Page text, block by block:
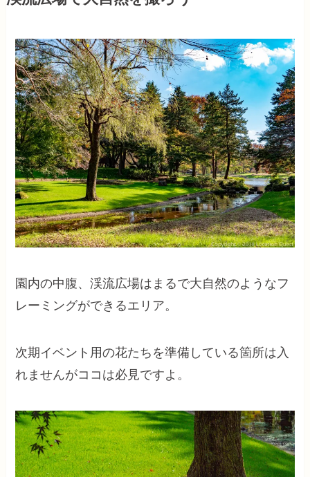
園内の中腹、渓流広場はまるで大自然のようなフ
レーミングができるエリア。
次期イベント用の花たちを準備している箇所は入
れませんがココは必見ですよ。